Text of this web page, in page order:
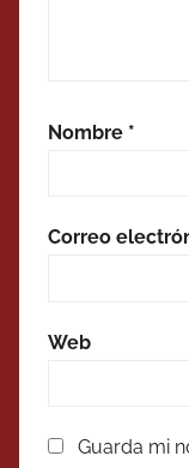
Nombre *
Correo
Web
Guarda mi